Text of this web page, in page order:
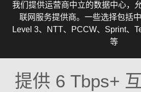
我们提供运营商中立的数据中心，
联网服务提供商。一些选择包括
Level 3、NTT、PCCW、Sprint、
等
提供 6 Tbps+